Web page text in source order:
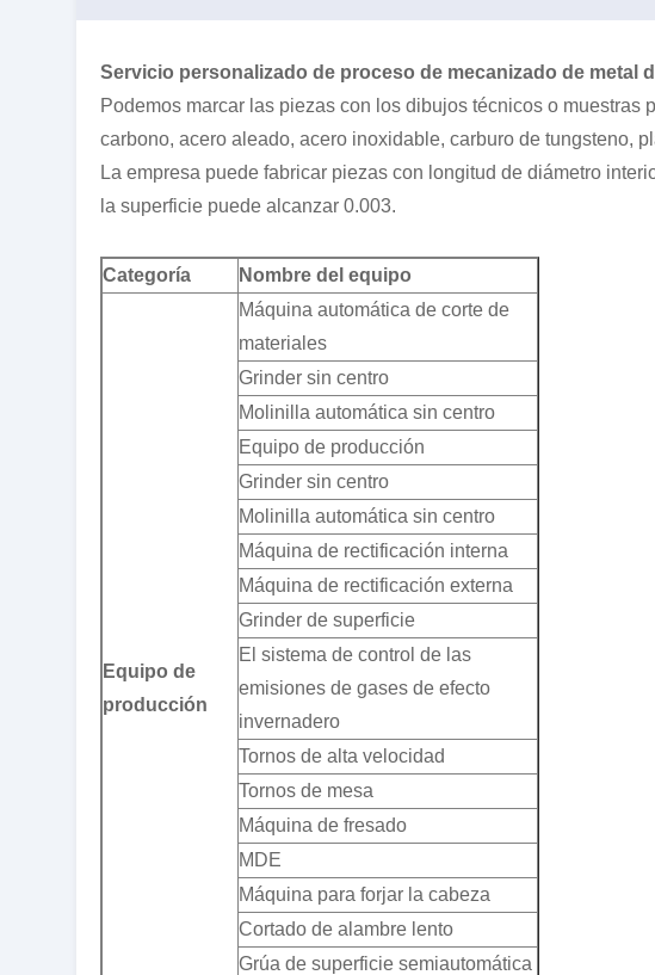
Servicio personalizado de proceso de mecanizado de metal
Podemos marcar las piezas con los dibujos técnicos o muestras
carbono, acero aleado, acero inoxidable, carburo de tungsteno,
La empresa puede fabricar piezas con longitud de diámetro
la superficie puede alcanzar 0.003.
Categoría Nombre del equipo
Equipo de
producción
Máquina automática de corte de
materiales
Grinder sin centro
Molinilla automática sin centro
Equipo de producción
Grinder sin centro
Molinilla automática sin centro
Máquina de rectificación interna
Máquina de rectificación externa
Grinder de superficie
El sistema de control de las
emisiones de gases de efecto
invernadero
Tornos de alta velocidad
Tornos de mesa
Máquina de fresado
MDE
Máquina para forjar la cabeza
Cortado de alambre lento
Grúa de superficie semiautomática